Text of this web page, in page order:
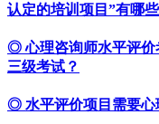
认定的培训项目”有哪
◎ 心理咨询师水平评价
三级考试？
◎ 水平评价项目需要心